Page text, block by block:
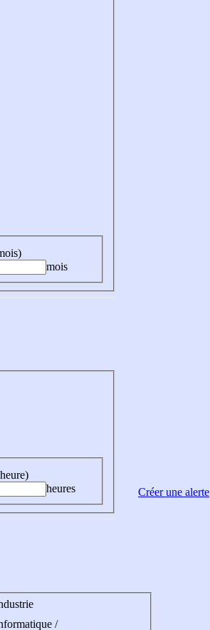
mois
heures
/
Créer une alerte